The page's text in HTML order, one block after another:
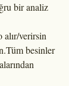
bir analiz
verirsin
besinler